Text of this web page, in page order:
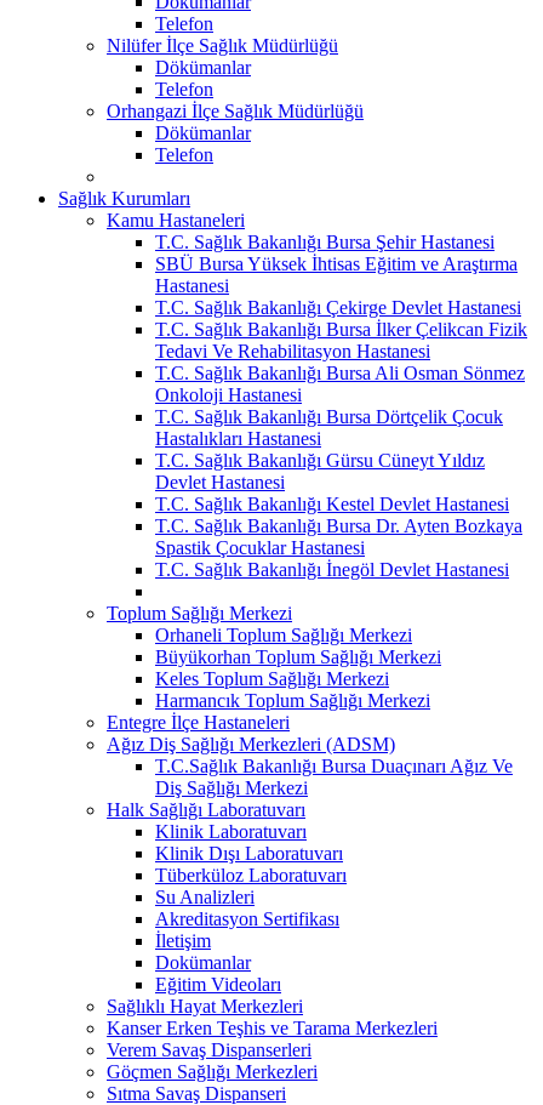
Telefon
Nilüfer İlçe Sağlık Müdürlüğü
Dökümanlar
Telefon
Orhangazi İlçe Sağlık Müdürlüğü
Dökümanlar
Telefon
Sağlık Kurumları
Kamu Hastaneleri
T.C. Sağlık Bakanlığı Bursa Şehir Hastanesi
SBÜ Bursa Yüksek İhtisas Eğitim ve Araştırma
Hastanesi
T.C. Sağlık Bakanlığı Çekirge Devlet Hastanesi
T.C. Sağlık Bakanlığı Bursa İlker Çelikcan Fizik
Tedavi Ve Rehabilitasyon Hastanesi
T.C. Sağlık Bakanlığı Bursa Ali Osman Sönmez
Onkoloji Hastanesi
T.C. Sağlık Bakanlığı Bursa Dörtçelik Çocuk
Hastalıkları Hastanesi
T.C. Sağlık Bakanlığı Gürsu Cüneyt Yıldız
Devlet Hastanesi
T.C. Sağlık Bakanlığı Kestel Devlet Hastanesi
T.C. Sağlık Bakanlığı Bursa Dr. Ayten Bozkaya
Spastik Çocuklar Hastanesi
T.C. Sağlık Bakanlığı İnegöl Devlet Hastanesi
Toplum Sağlığı Merkezi
Orhaneli Toplum Sağlığı Merkezi
Büyükorhan Toplum Sağlığı Merkezi
Keles Toplum Sağlığı Merkezi
Harmancık Toplum Sağlığı Merkezi
Entegre İlçe Hastaneleri
Ağız Diş Sağlığı Merkezleri (ADSM)
T.C.Sağlık Bakanlığı Bursa Duaçınarı Ağız Ve
Diş Sağlığı Merkezi
Halk Sağlığı Laboratuvarı
Klinik Laboratuvarı
Klinik Dışı Laboratuvarı
Tüberküloz Laboratuvarı
Su Analizleri
Akreditasyon Sertifikası
İletişim
Dokümanlar
Eğitim Videoları
Sağlıklı Hayat Merkezleri
Kanser Erken Teşhis ve Tarama Merkezleri
Verem Savaş Dispanserleri
Göçmen Sağlığı Merkezleri
Sıtma Savaş Dispanseri